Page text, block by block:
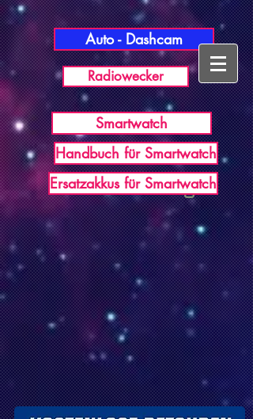
USB Germany
Auto - Dashcam
Radiowecker
Smartwatch
Handbuch für Smartwatch
Ersatzakkus für Smartwatch